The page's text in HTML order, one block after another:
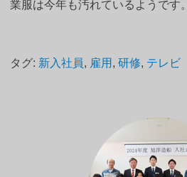
業服は今年も汚れているようです。
タグ: 新入社員, 雇用 ,研修, テレビ